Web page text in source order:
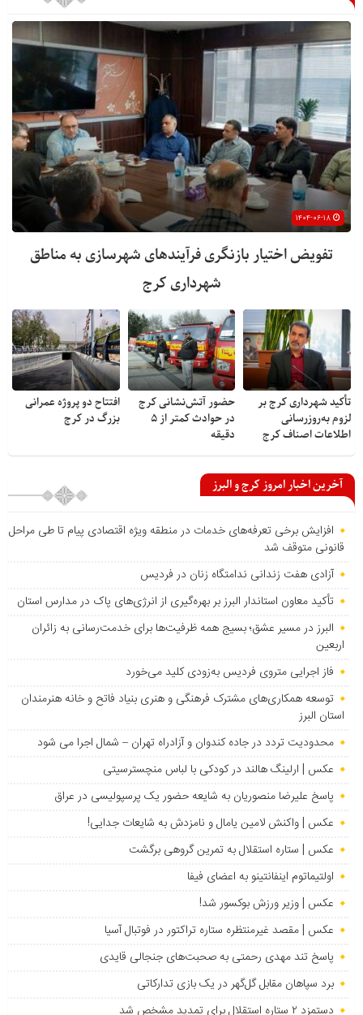
تفویض اختیار بازنگری فرآیندهای شهرسازی به مناطق
شهرداری کرج
تأکید شهرداری کرج بر
لزوم به‌روزرسانی
اطلاعات اصناف کرج
حضور آتش‌نشانی کرج
در حوادث کمتر از ۵
دقیقه
افتتاح دو پروژه عمرانی
بزرگ در کرج
آخرین اخبار امروز کرج و البرز
افزایش برخی تعرفه‌های خدمات در منطقه ویژه اقتصادی پیام تا طی مراحل
قانونی متوقف شد
آزادی هفت زندانی ندامتگاه زنان در فردیس
تأکید معاون استاندار البرز بر بهره‌گیری از انرژی‌های پاک در مدارس استان
البرز در مسیر عشق؛ بسیج همه ظرفیت‌ها برای خدمت‌رسانی به زائران
اربعین
فاز اجرایی متروی فردیس به‌زودی کلید می‌خورد
توسعه همکاری‌های مشترک فرهنگی و هنری بنیاد فاتح و خانه هنرمندان
استان البرز
محدودیت تردد در جاده کندوان و آزادراه تهران – شمال اجرا می شود
عکس | ارلینگ هالند در کودکی با لباس منچسترسیتی
پاسخ علیرضا منصوریان به شایعه حضور یک پرسپولیسی در عراق
عکس | واکنش لامین یامال و نامزدش به شایعات جدایی!
عکس | ستاره استقلال به تمرین گروهی برگشت
اولتیماتوم اینفانتینو به اعضای فیفا
عکس | وزیر ورزش بوکسور شد!
عکس | مقصد غیرمنتظره ستاره تراکتور در فوتبال آسیا
پاسخ تند مهدی رحمتی به صحبت‌های جنجالی قایدی
برد سپاهان مقابل گل‌گهر در یک بازی تدارکاتی
دستمزد ۲ ستاره استقلال برای تمدید مشخص شد